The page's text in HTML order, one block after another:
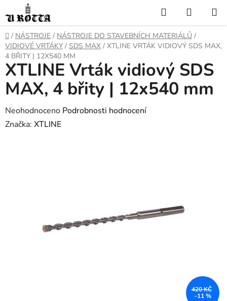
na
obsah
Hledat
KOŠÍK
DOMŮ
/ NÁSTROJE / NÁSTROJE DO STAVEBNÍCH MATERIÁLŮ /
VIDIOVÉ VRTÁKY / SDS MAX / XTLINE VRTÁK VIDIOVÝ SDS MAX,
4 BŘITY | 12X540 MM
XTLINE Vrták vidiový SDS
MAX, 4 břity | 12x540 mm
Průměrné
hodnocení
Neohodnoceno Podrobnosti hodnocení
Značka: XTLINE
420 KČ
–11 %